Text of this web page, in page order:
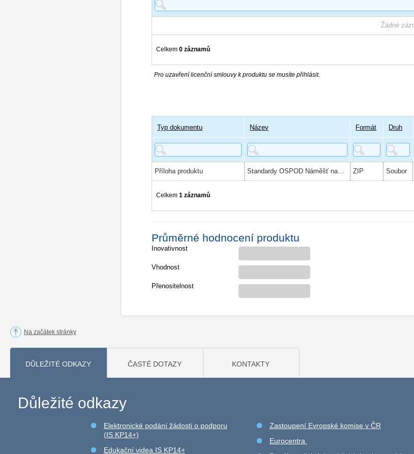
Žádné
Celkem 0 záznamů
Pro uzavření licenční smlouvy k produktu se musíte přihlásit.
Typ dokumentu Název Formát Druh
Příloha produktu Standardy OSPOD Náměšť nad Oslavou SQ 4,6,8,9,10 ZIP Soubor
Celkem 1 záznamů
Průměrné hodnocení produktu
Inovativnost
Vhodnost
Přenositelnost
Na začátek stránky
DŮLEŽITÉ ODKAZY ČASTÉ DOTAZY KONTAKTY
Důležité odkazy
Elektronické podání žádosti o podporu
(IS KP14+)
Edukační videa IS KP14+
Zastoupení Evropské komise v ČR
Eurocentra